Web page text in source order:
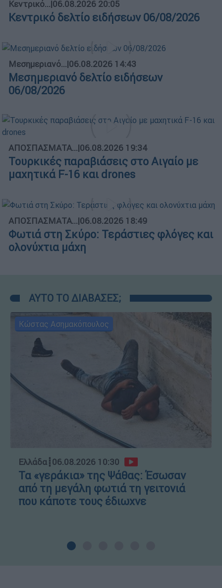
Κεντρικό...|06.08.2026 20:05
Κεντρικό δελτίο ειδήσεων 06/08/2026
Μεσημεριανό...|06.08.2026 14:43
Μεσημεριανό δελτίο ειδήσεων
06/08/2026
ΑΠΟΣΠΑΣΜΑΤΑ...|06.08.2026 19:34
Τουρκικές παραβιάσεις στο Αιγαίο με
μαχητικά F-16 και drones
ΑΠΟΣΠΑΣΜΑΤΑ...|06.08.2026 18:49
Φωτιά στη Σκύρο: Τεράστιες φλόγες και
ολονύχτια μάχη
ΑΥΤΟ ΤΟ ΔΙΑΒΑΣΕΣ;
Κώστας Ασημακόπουλος
Ελλάδα┋06.08.2026 10:30
Τα «γεράκια» της Ψάθας: Έσωσαν
από τη μεγάλη φωτιά τη γειτονιά
που κάποτε τους έδιωχνε